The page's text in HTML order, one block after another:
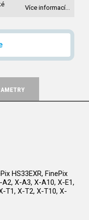
Více informací…
HS33EXR, FinePix
A2, X-A3, X-A10, X-E1,
T1, X-T2, X-T10, X-